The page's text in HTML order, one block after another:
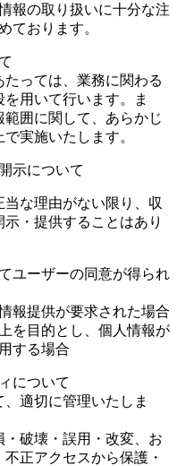
報の取り扱いに十分な注
ております。
っては、業務に関わる
用いて行います。ま
囲に関して、あらかじ
実施いたします。
示について
な理由がない限り、収
・提供することはあり
ユーザーの同意が得られ
報提供が要求された場合
を目的とし、個人情報が
する場合
について
適切に管理いたしま
破壊・誤用・改変、お
正アクセスから保護・